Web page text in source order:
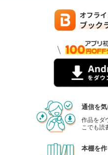
通信を
作品をダ
こでも読
本棚を